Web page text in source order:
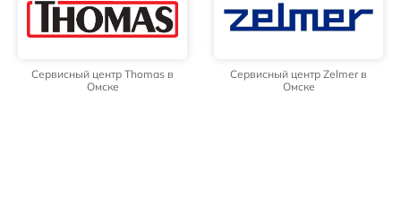
Сервисный центр Thomas в
Омске
Сервисный центр Zelmer в
Омске